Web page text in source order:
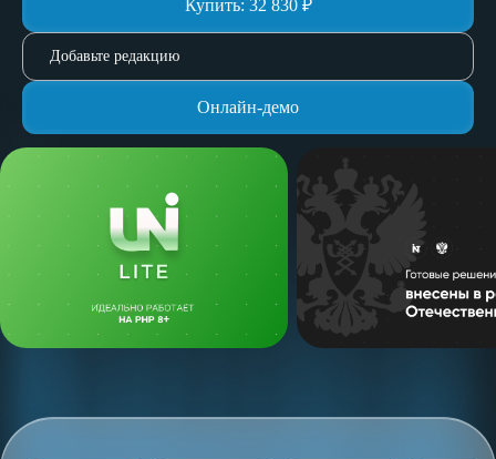
Купить: 32 830₽
Добавьте редакцию
Онлайн-демо